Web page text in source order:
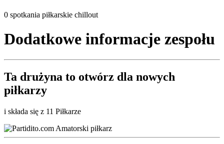
0 spotkania piłkarskie chillout
Dodatkowe informacje zespołu
Ta drużyna to otwórz dla nowych
piłkarzy
i składa się z 11 Piłkarze